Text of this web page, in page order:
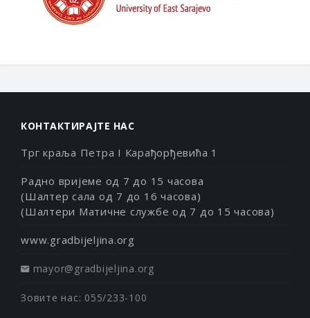
КОНТАКТИРАЈТЕ НАС
Трг краља Петра I Карађорђевића 1
Радно вријеме од 7 до 15 часова
(Шалтер сала од 7 до 16 часова)
(Шалтери Матичне службе од 7 до 15 часова)
www.gradbijeljina.org
mayor@gradbijeljina.org
Зовите нас: 055/233-100